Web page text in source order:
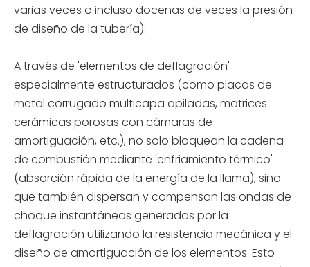
varias veces o incluso docenas de veces la presión
de diseño de la tubería):
A través de 'elementos de deflagración'
especialmente estructurados (como placas de
metal corrugado multicapa apiladas, matrices
cerámicas porosas con cámaras de
amortiguación, etc.), no solo bloquean la cadena
de combustión mediante 'enfriamiento térmico'
(absorción rápida de la energía de la llama), sino
que también dispersan y compensan las ondas de
choque instantáneas generadas por la
deflagración utilizando la resistencia mecánica y el
diseño de amortiguación de los elementos. Esto